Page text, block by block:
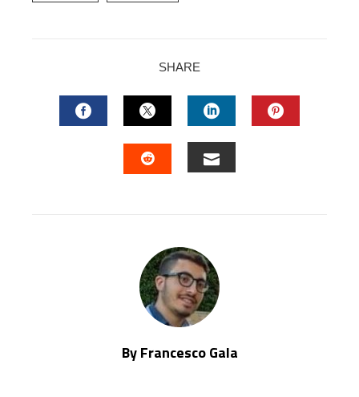
SHARE
FACEBOOKTWITTERLINKEDIN
By Francesco Gala